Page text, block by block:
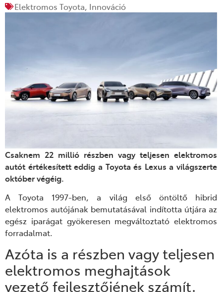
Elektromos Toyota, Innováció
Csaknem 22 millió részben vagy teljesen elektromos
autót értékesítetteddig a Toyota és Lexus a világszerte
október végéig.
A Toyota 1997-ben, a világ első öntöltő hibrid
elektromos autójának bemutatásával indította útjára az
egész iparágat gyökeresen megváltoztató elektromos
forradalmat.
Azóta is a részben vagy teljesen
elektromos meghajtások
vezető fejlesztőjének számít.